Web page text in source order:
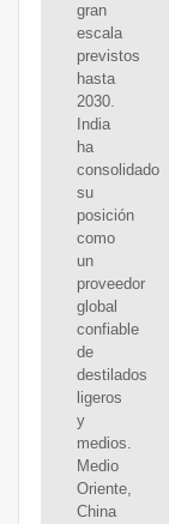
gran
escala
previstos
hasta
2030.
India
ha
consolidado
su
posición
como
un
proveedor
global
confiable
de
destilados
ligeros
y
medios.
Medio
Oriente,
China